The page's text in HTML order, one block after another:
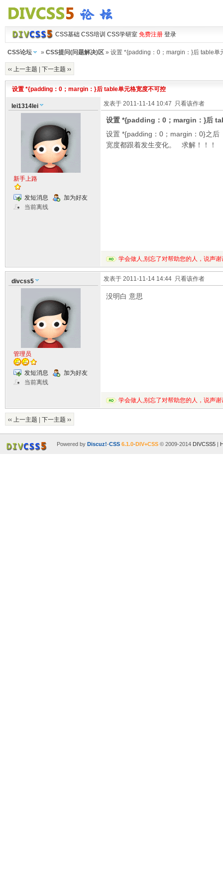
CSS基础 CSS培训 CSS学研室 免费注册 登录
CSS论坛 » CSS提问(问题解决)区» 设置 *{padding：0；margin：}后 table单
‹‹ 上一主题 下一主题 ››
设置 *{padding：0；margin：}后 table单元格宽度不可控
lei1314lei
新手上路
发短消息
加为好友
当前离线
发表于 2011-11-14 10:47 只看该作者
设置 *{padding：0；margin：}后
设置 *{padding：0；margin：0}之
宽度都跟着发生变化。 求解！！！
学会做人,别忘了对帮助您的人，说声谢
divcss5
管理员
发短消息
加为好友
当前离线
发表于 2011-11-14 14:44 只看该作者
没明白 意思
学会做人,别忘了对帮助您的人，说声谢
‹‹ 上一主题 下一主题 ››
Powered by Discuz!-CSS 6.1.0-DIV+CSS© 2009-2014 DIVCSS5|